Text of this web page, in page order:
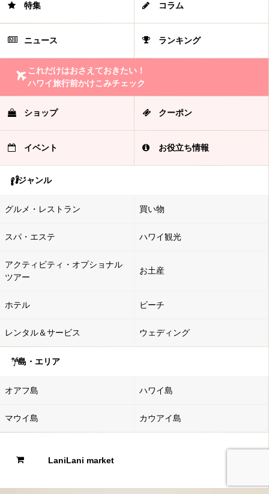
特集 コラム
ニュース ランキング
これだけはおさえておきたい！
ハワイ旅行前かけこみチェック
ショップ クーポン
イベント お役立ち情報
ジャンル
グルメ・レストラン 買い物
スパ・エステ ハワイ観光
アクティビティ・オプショナル
ツアー
お土産
ホテル ビーチ
レンタル＆サービス ウェディング
島・エリア
オアフ島 ハワイ島
マウイ島 カウアイ島
LaniLani market